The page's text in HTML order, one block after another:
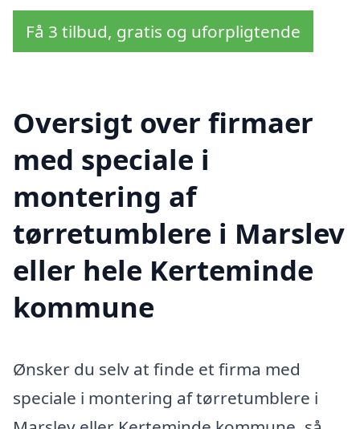
Få 3 tilbud, gratis og uforpligtende
Oversigt over firmaer
med speciale i
montering af
tørretumblere i Marslev
eller hele Kerteminde
kommune
Ønsker du selv at finde et firma med
speciale i montering af tørretumblere i